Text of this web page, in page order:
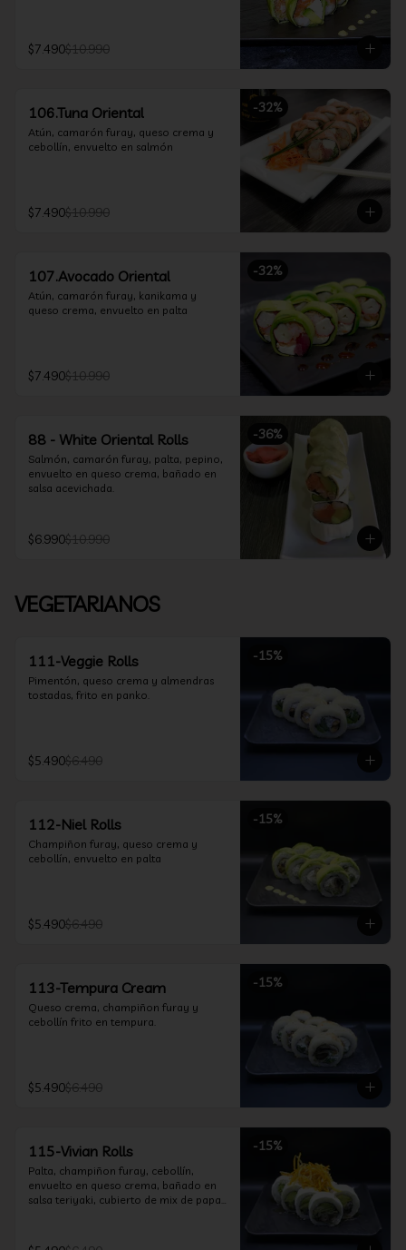
$7.490$10.990
-32%
106.Tuna Oriental
Atún, camarón furay, queso crema y
cebollín, envuelto en salmón
$7.490$10.990
-32%
107.Avocado Oriental
Atún, camarón furay, kanikama y
queso crema, envuelto en palta
$7.490$10.990
-36%
88 - White Oriental Rolls
Salmón, camarón furay, palta, pepino,
envuelto en queso crema, bañado en
salsa acevichada.
$6.990$10.990
VEGETARIANOS
-15%
111-Veggie Rolls
Pimentón, queso crema y almendras
tostadas, frito en panko.
$5.490$6.490
-15%
112-Niel Rolls
Champiñon furay, queso crema y
cebollín, envuelto en palta
$5.490$6.490
-15%
113-Tempura Cream
Queso crema, champiñon furay y
cebollín frito en tempura.
$5.490$6.490
-15%
115-Vivian Rolls
Palta, champiñon furay, cebollín,
envuelto en queso crema, bañado en
salsa teriyaki, cubierto de mix de papas